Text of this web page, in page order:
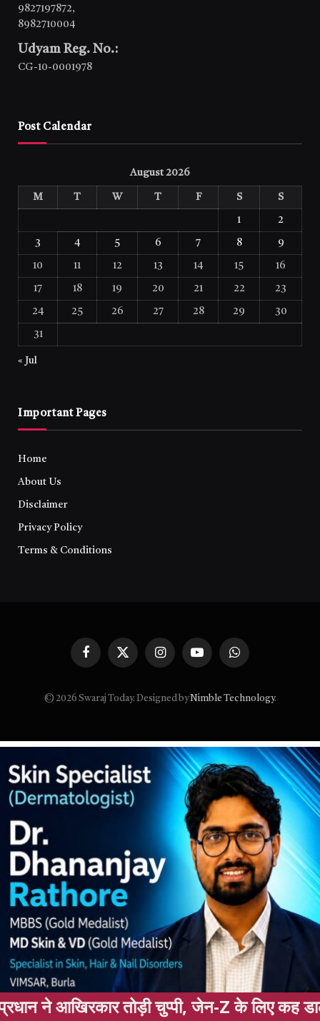
9827197872,
8982710004
Udyam Reg. No.:
CG-10-0001978
Post Calendar
August 2026
M T W T F S S
1 2
3 4 5 6 7 8 9
10 11 12 13 14 15 16
17 18 19 20 21 22 23
24 25 26 27 28 29 30
31
« Jul
Important Pages
Home
About Us
Disclaimer
Privacy Policy
Terms & Conditions
FacebookX
InstagramYouTubeWhatsApp
© 2026 Swaraj Today. Designed byNimble Technology.
चुप्पी, जेन-Z के लिए कह डाली ये बात